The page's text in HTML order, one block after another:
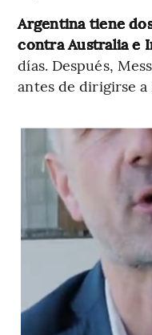
Argentina tiene
contra Australia e
días. Después,
antes de dirigirse